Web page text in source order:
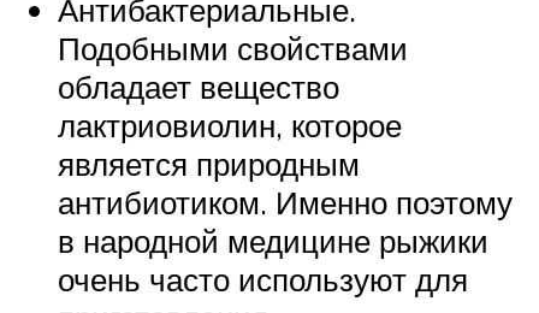
Антибактериальные.
Подобными свойствами
обладает вещество
лактриовиолин, которое
является природным
антибиотиком. Именно поэтому
в народной медицине рыжики
очень часто используют для